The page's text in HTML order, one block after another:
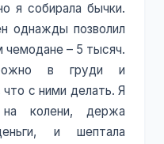
я собирала бычки.
однажды позволил
чемодане – 5 тысяч.
в груди и
с ними делать. Я
колени, держа
и шептала